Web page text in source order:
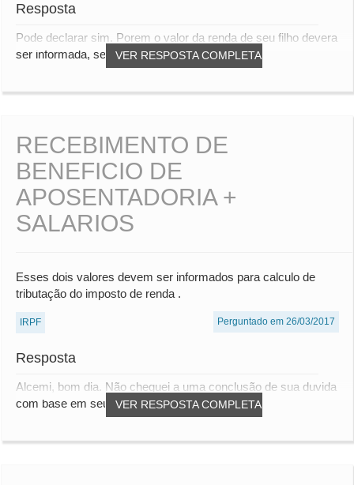
Resposta
VER RESPOSTA COMPLETA
Pode declarar sim. Porem o valor da renda de seu filho devera
ser informada, se for um rendimento t...
RECEBIMENTO DE
BENEFICIO DE
APOSENTADORIA +
SALARIOS
Esses dois valores devem ser informados para calculo de
tributação do imposto de renda .
IRPF Perguntado em 26/03/2017
Resposta
VER RESPOSTA COMPLETA
Alcemi, bom dia. Não cheguei a uma conclusão de sua duvida
com base em seu questionamento "Esses doi...